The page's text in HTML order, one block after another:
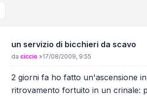
un servizio di bicchieri da scavo
Messaggio
da ciccio »17/08/2009, 9:55
2 giorni fa ho fatto un'ascensione
ritrovamento fortuito in un crinale: